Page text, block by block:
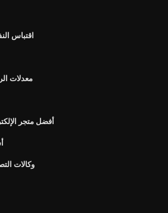
اقتباس
معدلات
أفضل متجر
وكالات